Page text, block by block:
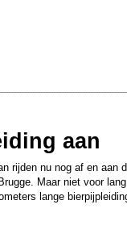
belt zelf politie»
aan
rijden nu nog af en aan
Maar niet voor lang
lange